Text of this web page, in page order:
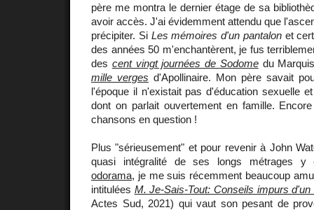
père me montra le dernier étage de sa
avoir accès. J'ai évidemment attendu que
précipiter. Si Les mémoires d'un pantalonet
des années 50 m'enchantèrent, je fus
des cent vingt journées de Sodomedu
mille verges d'Apollinaire. Mon père savait
l'époque il n'existait pas d'éducation sexuelle
dont on parlait ouvertement en famille.
chansons en question !
Plus "sérieusement" et pour revenir à John
quasi intégralité de ses longs métrages
odorama, je me suis récemment beaucoup
intitulées M. Je-Sais-Tout: Conseils impurs
Actes Sud, 2021) qui vaut son pesant de